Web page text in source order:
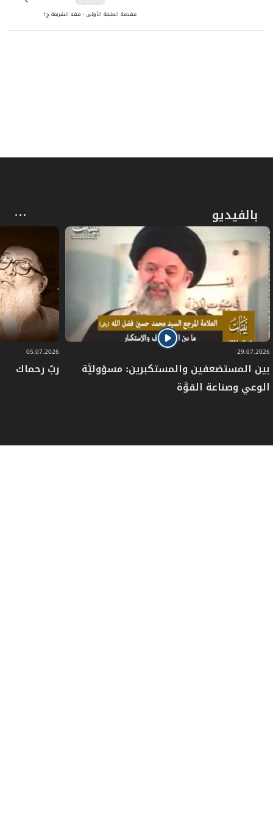
مقدمة الطبعة الأولى - فقه الشريعة ج1
المبحث الخامس ـ في تروك الحائض والنفساء
المبحث الثاني ـ في التحنيط
المبحث الثالث ـ في تكفين الميت
المبحث الرابع ـ في الصلاة على الميت
المبحث الخامس ـ في الدفن
المبحث السادس ـ في غسل مسّ الميت
الفصل الخامس: في التيمم
المبحث الأول ـ في مسوغات التيمم
المبحث الثالث ـ في شرائط التيمم
بالفيديو
29.07.2026
بين المستضعفين والمستكبرين: مسؤوليَّة
الوعي وصناعة القوَّة
05.07.2026
ربّ رحماك